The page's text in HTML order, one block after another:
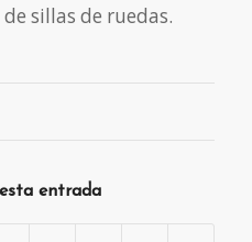
sillas de ruedas.
entrada